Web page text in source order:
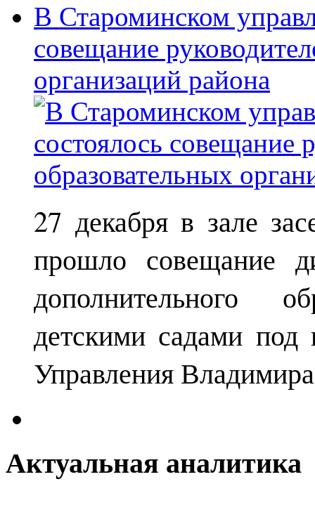
В Староминском
совещание
организаций района
27 декабря в зале
прошло совещание
дополнительного
детскими садами под
Управления
Актуальная аналитика